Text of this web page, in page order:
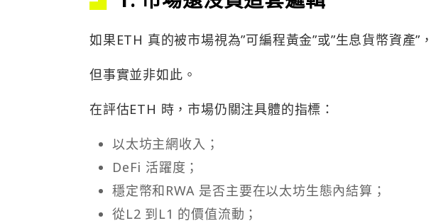
如果ETH 真的被市場視為”可編程黃金”或”生息貨幣資產”
但事實並非如此。
在評估ETH 時，市場仍關注具體的指標：
以太坊主網收入；
DeFi 活躍度；
穩定幣和RWA 是否主要在以太坊生態內結算；
從L2 到L1 的價值流動；